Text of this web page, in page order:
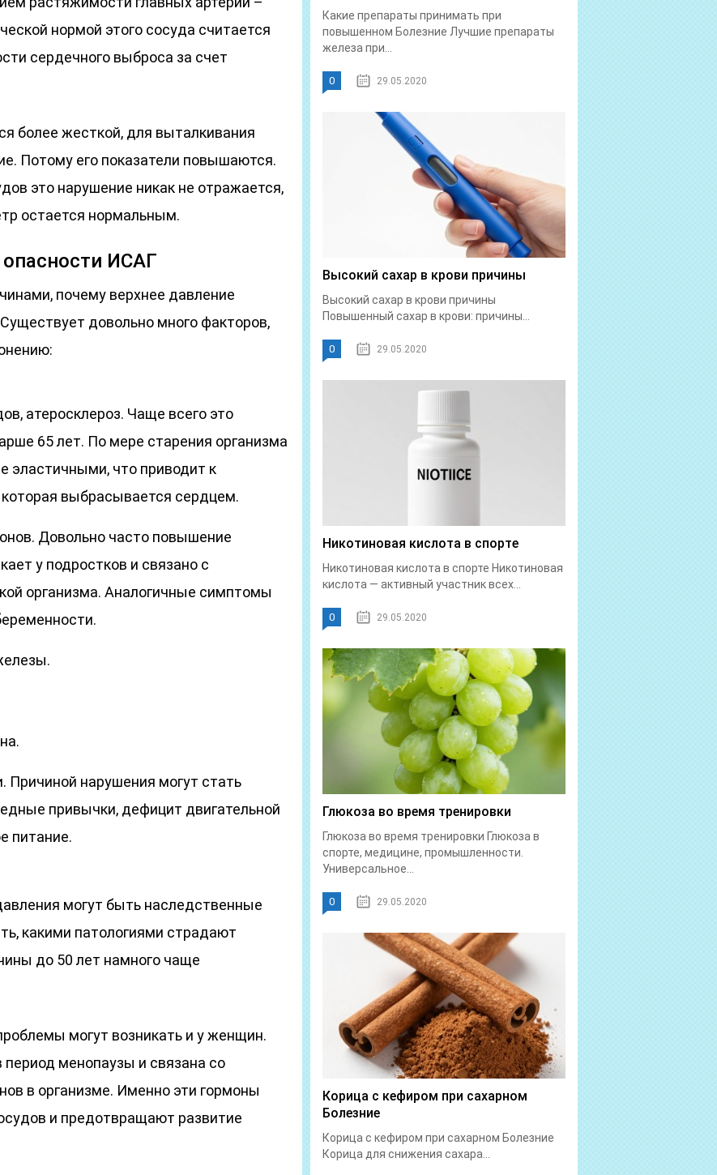
нормой этого сосуда считается
сердечного выброса за счет
более жесткой, для выталкивания
Потому его показатели повышаются.
это нарушение никак не отражается,
остается нормальным.
ИСАГ
почему верхнее давление
довольно много факторов,
атеросклероз. Чаще всего это
65 лет. По мере старения организма
эластичными, что приводит к
выбрасывается сердцем.
Довольно часто повышение
у подростков и связано с
организма. Аналогичные симптомы
Причиной нарушения могут стать
привычки, дефицит двигательной
питание.
могут быть наследственные
какими патологиями страдают
до 50 лет намного чаще
могут возникать и у женщин.
менопаузы и связана со
в организме. Именно эти гормоны
и предотвращают развитие
Какие препараты принимать при
повышенном Болезние Лучшие препараты
железа при...
0 29.05.2020
Высокий сахар в крови причины
Высокий сахар в крови причины
Повышенный сахар в крови: причины...
0 29.05.2020
Никотиновая кислота в спорте
Никотиновая кислота в спорте Никотиновая
кислота — активный участник всех...
0 29.05.2020
Глюкоза во время тренировки
Глюкоза во время тренировки Глюкоза в
спорте, медицине, промышленности.
Универсальное...
0 29.05.2020
Корица с кефиром при сахарном
Болезние
Корица с кефиром при сахарном Болезние
Корица для снижения сахара...